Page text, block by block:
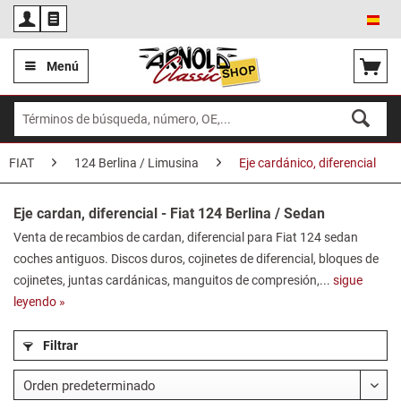
Menú
FIAT 124 Berlina / Limusina Eje cardánico, diferencial
Eje cardan, diferencial - Fiat 124 Berlina / Sedan
Venta de recambios de cardan, diferencial para Fiat 124 sedan
coches antiguos. Discos duros, cojinetes de diferencial, bloques de
cojinetes, juntas cardánicas, manguitos de compresión,... sigue
leyendo »
Filtrar